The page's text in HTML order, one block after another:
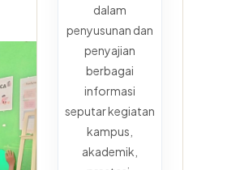
dalam
penyusunan dan
penyajian
berbagai
informasi
seputar kegiatan
kampus,
akademik,